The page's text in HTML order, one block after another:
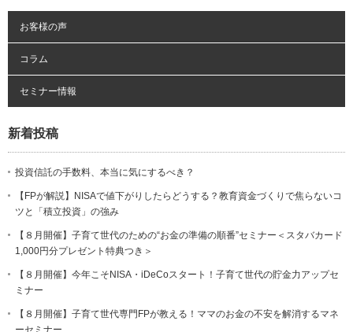
お客様の声
コラム
セミナー情報
新着投稿
投資信託の手数料、本当に気にするべき？
【FPが解説】NISAで値下がりしたらどうする？教育資金づくりで焦らないコ
ツと「積立投資」の強み
【８月開催】子育て世代のための“お金の準備の順番”セミナー＜スタバカード
1,000円分プレゼント特典つき＞
【８月開催】今年こそNISA・iDeCoスタート！子育て世代の貯金力アップセ
ミナー
【８月開催】子育て世代専門FPが教える！ママのお金の不安を解消するマネ
ーセミナー